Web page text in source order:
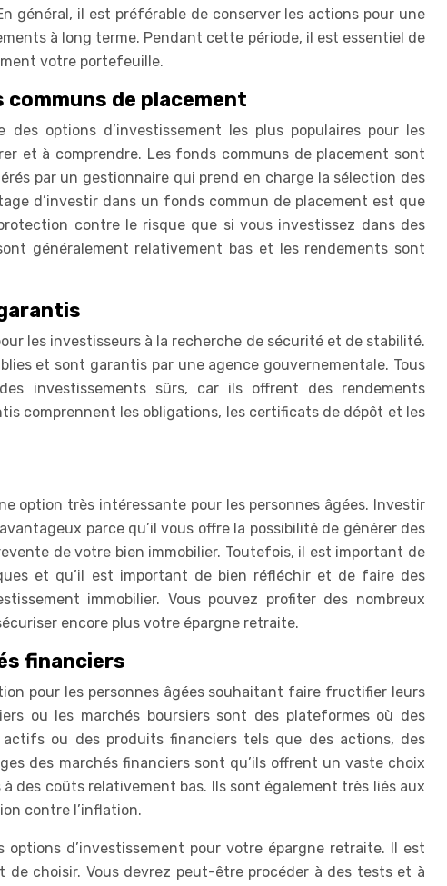
général, il est préférable de conserver les actions pour une
à long terme. Pendant cette période, il est essentiel de
votre portefeuille.
de placement
options d’investissement les plus populaires pour les
et à comprendre. Les fonds communs de placement sont
par un gestionnaire qui prend en charge la sélection des
d’investir dans un fonds commun de placement est que
contre le risque que si vous investissez dans des
généralement relativement bas et les rendements sont
les investisseurs à la recherche de sécurité et de stabilité.
et sont garantis par une agence gouvernementale. Tous
investissements sûrs, car ils offrent des rendements
comprennent les obligations, les certificats de dépôt et les
option très intéressante pour les personnes âgées. Investir
parce qu’il vous offre la possibilité de générer des
de votre bien immobilier. Toutefois, il est important de
et qu’il est important de bien réfléchir et de faire des
immobilier. Vous pouvez profiter des nombreux
encore plus votre épargne retraite.
financiers
pour les personnes âgées souhaitant faire fructifier leurs
ou les marchés boursiers sont des plateformes où des
ou des produits financiers tels que des actions, des
des marchés financiers sont qu’ils offrent un vaste choix
des coûts relativement bas. Ils sont également très liés aux
contre l’inflation.
options d’investissement pour votre épargne retraite. Il est
choisir. Vous devrez peut-être procéder à des tests et à